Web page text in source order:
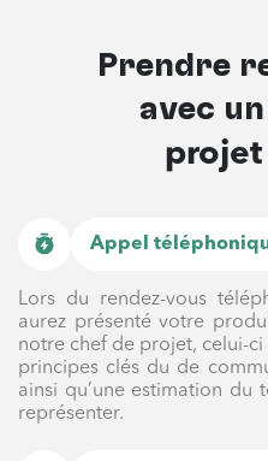
Prendre
avec un
Appel
Lors du rendez-vous
aurez présenté votre
notre chef de projet, celui-
principes clés du de
ainsi qu’une estimation du
représenter.